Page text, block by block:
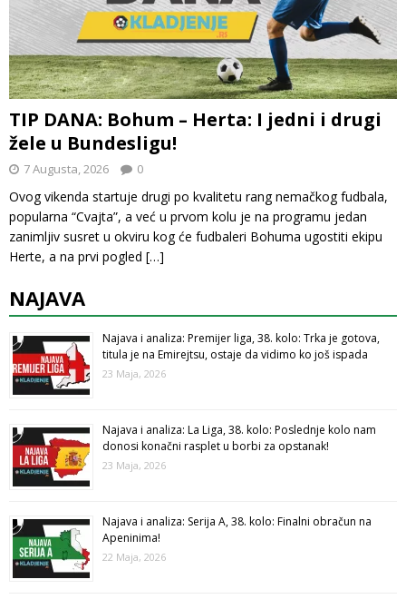
TIP DANA: Bohum – Herta: I jedni i drugi
žele u Bundesligu!
7 Augusta, 2026 0
Ovog vikenda startuje drugi po kvalitetu rang nemačkog fudbala,
popularna “Cvajta”, a već u prvom kolu je na programu jedan
zanimljiv susret u okviru kog će fudbaleri Bohuma ugostiti ekipu
Herte, a na prvi pogled […]
NAJAVA
Najava i analiza: Premijer liga, 38. kolo: Trka je gotova,
titula je na Emirejtsu, ostaje da vidimo ko još ispada
23 Maja, 2026
Najava i analiza: La Liga, 38. kolo: Poslednje kolo nam
donosi konačni rasplet u borbi za opstanak!
23 Maja, 2026
Najava i analiza: Serija A, 38. kolo: Finalni obračun na
Apeninima!
22 Maja, 2026